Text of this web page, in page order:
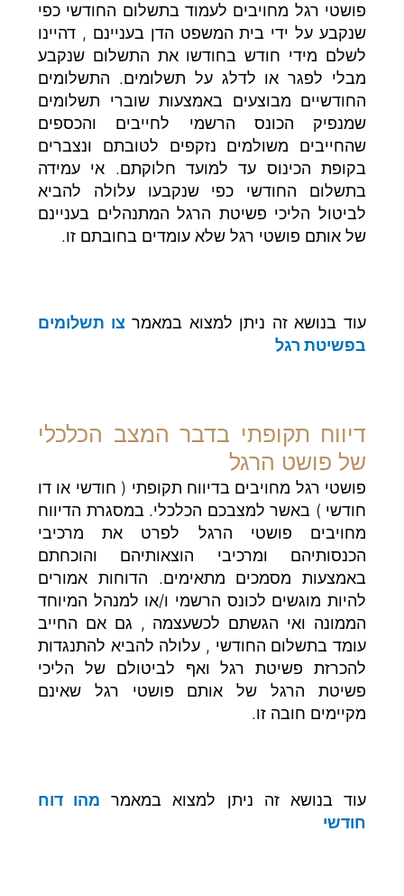
פושטי רגל מחויבים לעמוד בתשלום החודשי כפי
שנקבע על ידי בית המשפט הדן בעניינם , דהיינו
לשלם מידי חודש בחודשו את התשלום שנקבע
מבלי לפגר או לדלג על תשלומים. התשלומים
החודשיים מבוצעים באמצעות שוברי תשלומים
שמנפיק הכונס הרשמי לחייבים והכספים
שהחייבים משולמים נזקפים לטובתם ונצברים
בקופת הכינוס עד למועד חלוקתם. אי עמידה
בתשלום החודשי כפי שנקבעו עלולה להביא
לביטול הליכי פשיטת הרגל המתנהלים בעניינם
של אותם פושטי רגל שלא עומדים בחובתם זו.
עוד בנושא זה ניתן למצוא במאמר צו תשלומים
בפשיטת רגל
דיווח תקופתי בדבר המצב הכלכלי
של פושט הרגל
פושטי רגל מחויבים בדיווח תקופתי ( חודשי או דו
חודשי ) באשר למצבכם הכלכלי. במסגרת הדיווח
מחויבים פושטי הרגל לפרט את מרכיבי
הכנסותיהם ומרכיבי הוצאותיהם והוכחתם
באמצעות מסמכים מתאימים. הדוחות אמורים
להיות מוגשים לכונס הרשמי ו/או למנהל המיוחד
הממונה ואי הגשתם לכשעצמה , גם אם החייב
עומד בתשלום החודשי , עלולה להביא להתנגדות
להכרזת פשיטת רגל ואף לביטולם של הליכי
פשיטת הרגל של אותם פושטי רגל שאינם
מקיימים חובה זו.
עוד בנושא זה ניתן למצוא במאמר מהו דוח
חודשי